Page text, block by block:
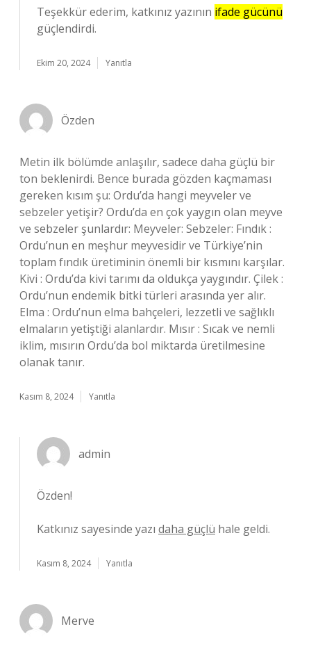
Teşekkür ederim, katkınız yazının ifade gücünü
güçlendirdi.
Ekim 20, 2024 Yanıtla
Özden
Metin ilk bölümde anlaşılır, sadece daha güçlü bir
ton beklenirdi. Bence burada gözden kaçmaması
gereken kısım şu: Ordu’da hangi meyveler ve
sebzeler yetişir? Ordu’da en çok yaygın olan meyve
ve sebzeler şunlardır: Meyveler: Sebzeler: Fındık :
Ordu’nun en meşhur meyvesidir ve Türkiye’nin
toplam fındık üretiminin önemli bir kısmını karşılar.
Kivi : Ordu’da kivi tarımı da oldukça yaygındır. Çilek :
Ordu’nun endemik bitki türleri arasında yer alır.
Elma : Ordu’nun elma bahçeleri, lezzetli ve sağlıklı
elmaların yetiştiği alanlardır. Mısır : Sıcak ve nemli
iklim, mısırın Ordu’da bol miktarda üretilmesine
olanak tanır.
Kasım 8, 2024 Yanıtla
admin
Özden!
Katkınız sayesinde yazı daha güçlü hale geldi.
Kasım 8, 2024 Yanıtla
Merve